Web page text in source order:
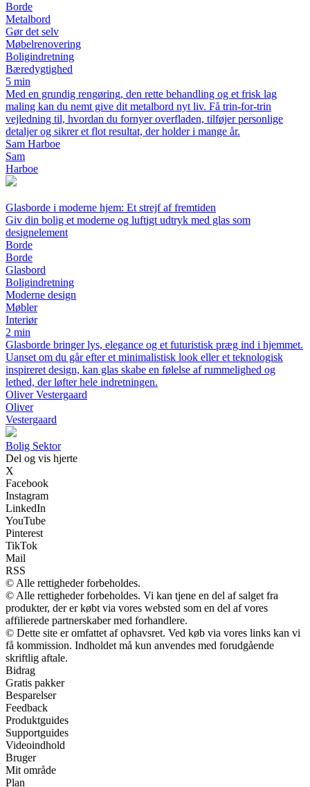
Borde
Metalbord
Gør det selv
Møbelrenovering
Boligindretning
Bæredygtighed
5 min
Med en grundig rengøring, den rette behandling og et frisk lag
maling kan du nemt give dit metalbord nyt liv. Få trin-for-trin
vejledning til, hvordan du fornyer overfladen, tilføjer personlige
detaljer og sikrer et flot resultat, der holder i mange år.
Sam Harboe
Sam
Harboe
Glasborde i moderne hjem: Et strejf af fremtiden
Giv din bolig et moderne og luftigt udtryk med glas som
designelement
Borde
Borde
Glasbord
Boligindretning
Moderne design
Møbler
Interiør
2 min
Glasborde bringer lys, elegance og et futuristisk præg ind i hjemmet.
Uanset om du går efter et minimalistisk look eller et teknologisk
inspireret design, kan glas skabe en følelse af rummelighed og
lethed, der løfter hele indretningen.
Oliver Vestergaard
Oliver
Vestergaard
Bolig Sektor
Del og vis hjerte
X
Facebook
Instagram
LinkedIn
YouTube
Pinterest
TikTok
Mail
RSS
© Alle rettigheder forbeholdes.
© Alle rettigheder forbeholdes. Vi kan tjene en del af salget fra
produkter, der er købt via vores websted som en del af vores
affilierede partnerskaber med forhandlere.
© Dette site er omfattet af ophavsret. Ved køb via vores links kan vi
få kommission. Indholdet må kun anvendes med forudgående
skriftlig aftale.
Bidrag
Gratis pakker
Besparelser
Feedback
Produktguides
Supportguides
Videoindhold
Bruger
Mit område
Plan